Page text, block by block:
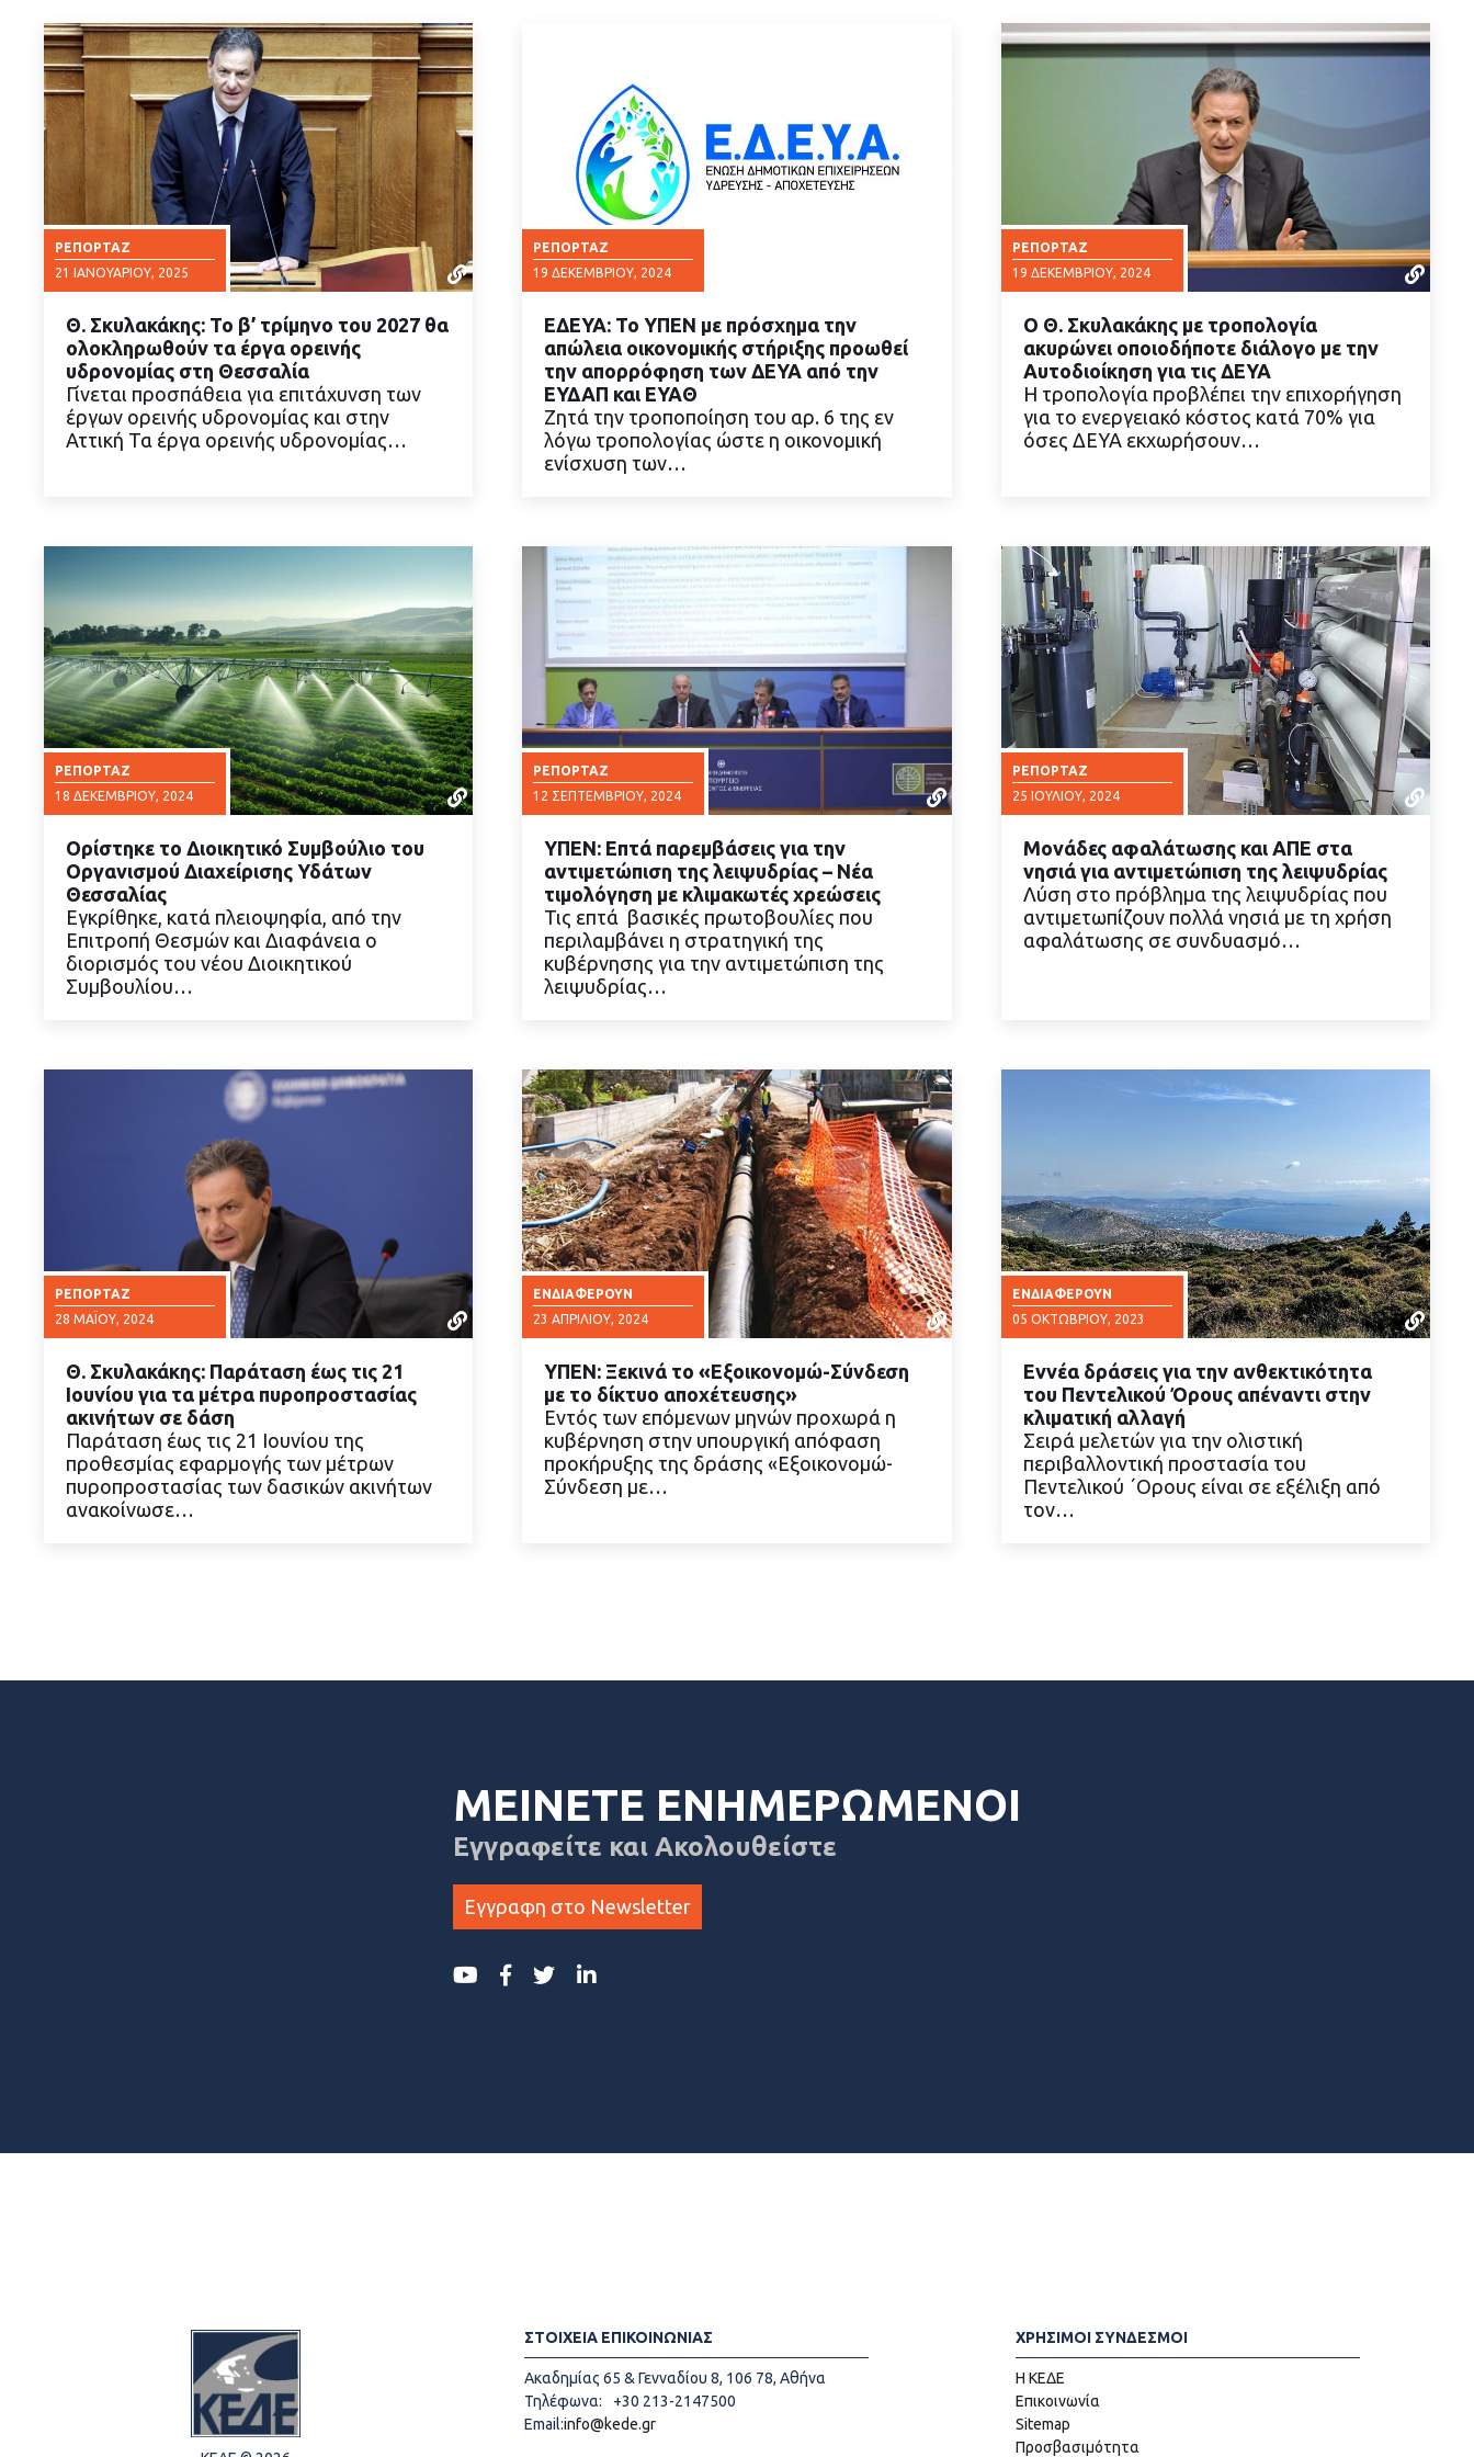
ΡΕΠΟΡΤΆΖ
21 ΙΑΝΟΥΑΡΊΟΥ, 2025
ΔΙΑΒΑΣΤΕ ΠΕΡΙΣΣΟΤΕΡΑ
Θ. Σκυλακάκης: Το β’ τρίμηνο του 2027 θα
ολοκληρωθούν τα έργα ορεινής
υδρονομίας στη Θεσσαλία
Γίνεται προσπάθεια για επιτάχυνση των
έργων ορεινής υδρονομίας και στην
Αττική Τα έργα ορεινής υδρονομίας…
ΡΕΠΟΡΤΆΖ
19 ΔΕΚΕΜΒΡΊΟΥ, 2024
ΔΙΑΒΑΣΤΕ ΠΕΡΙΣΣΟΤΕΡΑ
ΕΔΕΥΑ: Το ΥΠΕΝ με πρόσχημα την
απώλεια οικονομικής στήριξης προωθεί
την απορρόφηση των ΔΕΥΑ από την
ΕΥΔΑΠ και ΕΥΑΘ
Ζητά την τροποποίηση του αρ. 6 της εν
λόγω τροπολογίας ώστε η οικονομική
ενίσχυση των…
ΡΕΠΟΡΤΆΖ
19 ΔΕΚΕΜΒΡΊΟΥ, 2024
ΔΙΑΒΑΣΤΕ ΠΕΡΙΣΣΟΤΕΡΑ
Ο Θ. Σκυλακάκης με τροπολογία
ακυρώνει οποιοδήποτε διάλογο με την
Αυτοδιοίκηση για τις ΔΕΥΑ
Η τροπολογία προβλέπει την επιχορήγηση
για το ενεργειακό κόστος κατά 70% για
όσες ΔΕΥΑ εκχωρήσουν…
ΡΕΠΟΡΤΆΖ
18 ΔΕΚΕΜΒΡΊΟΥ, 2024
ΔΙΑΒΑΣΤΕ ΠΕΡΙΣΣΟΤΕΡΑ
Ορίστηκε το Διοικητικό Συμβούλιο του
Οργανισμού Διαχείρισης Υδάτων
Θεσσαλίας
Εγκρίθηκε, κατά πλειοψηφία, από την
Επιτροπή Θεσμών και Διαφάνεια ο
διορισμός του νέου Διοικητικού
Συμβουλίου…
ΡΕΠΟΡΤΆΖ
12 ΣΕΠΤΕΜΒΡΊΟΥ, 2024
ΔΙΑΒΑΣΤΕ ΠΕΡΙΣΣΟΤΕΡΑ
ΥΠΕΝ: Επτά παρεμβάσεις για την
αντιμετώπιση της λειψυδρίας – Νέα
τιμολόγηση με κλιμακωτές χρεώσεις
Τις επτά βασικές πρωτοβουλίες που
περιλαμβάνει η στρατηγική της
κυβέρνησης για την αντιμετώπιση της
λειψυδρίας…
ΡΕΠΟΡΤΆΖ
25 ΙΟΥΛΊΟΥ, 2024
ΔΙΑΒΑΣΤΕ ΠΕΡΙΣΣΟΤΕΡΑ
Μονάδες αφαλάτωσης και ΑΠΕ στα
νησιά για αντιμετώπιση της λειψυδρίας
Λύση στο πρόβλημα της λειψυδρίας που
αντιμετωπίζουν πολλά νησιά με τη χρήση
αφαλάτωσης σε συνδυασμό…
ΡΕΠΟΡΤΆΖ
28 ΜΑΪ́ΟΥ, 2024
ΔΙΑΒΑΣΤΕ ΠΕΡΙΣΣΟΤΕΡΑ
Θ. Σκυλακάκης: Παράταση έως τις 21
Ιουνίου για τα μέτρα πυροπροστασίας
ακινήτων σε δάση
Παράταση έως τις 21 Ιουνίου της
προθεσμίας εφαρμογής των μέτρων
πυροπροστασίας των δασικών ακινήτων
ανακοίνωσε…
ΕΝΔΙΑΦΈΡΟΥΝ
23 ΑΠΡΙΛΊΟΥ, 2024
ΔΙΑΒΑΣΤΕ ΠΕΡΙΣΣΟΤΕΡΑ
ΥΠΕΝ: Ξεκινά το «Εξοικονομώ-Σύνδεση
με το δίκτυο αποχέτευσης»
Εντός των επόμενων μηνών προχωρά η
κυβέρνηση στην υπουργική απόφαση
προκήρυξης της δράσης «Εξοικονομώ-
Σύνδεση με…
ΕΝΔΙΑΦΈΡΟΥΝ
05 ΟΚΤΩΒΡΊΟΥ, 2023
ΔΙΑΒΑΣΤΕ ΠΕΡΙΣΣΟΤΕΡΑ
Εννέα δράσεις για την ανθεκτικότητα
του Πεντελικού Όρους απέναντι στην
κλιματική αλλαγή
Σειρά μελετών για την ολιστική
περιβαλλοντική προστασία του
Πεντελικού ΄Ορους είναι σε εξέλιξη από
τον…
ΜΕΙΝΕΤΕ ΕΝΗΜΕΡΩΜΕΝΟΙ
Εγγραφείτε και Ακολουθείστε
Εγγραφη στο Newsletter
ΣΤΟΙΧΕΙΑ ΕΠΙΚΟΙΝΩΝΙΑΣ
Ακαδημίας 65 & Γενναδίου 8, 106 78, Αθήνα
Τηλέφωνα:
+30 213-2147500
Email:info@kede.gr
ΧΡΗΣΙΜΟΙ ΣΥΝΔΕΣΜΟΙ
Η ΚΕΔΕ
Επικοινωνία
Sitemap
Προσβασιμότητα